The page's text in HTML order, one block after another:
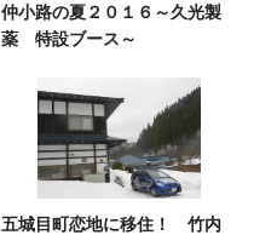
仲小路の夏２０１６～久光製
薬 特設ブース～
五城目町恋地に移住！ 竹内